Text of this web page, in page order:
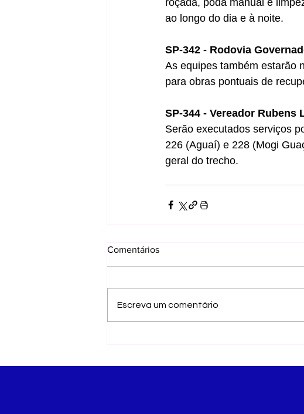
roçada, poda manual e
ao longo do dia e à noite.
SP-342 - Rodovia
As equipes também estarão
para obras pontuais de
SP-344 - Vereador Rubens
Serão executados serviços
226 (Aguaí) e 228 (Mogi
geral do trecho.
Comentários
Escreva um comentário